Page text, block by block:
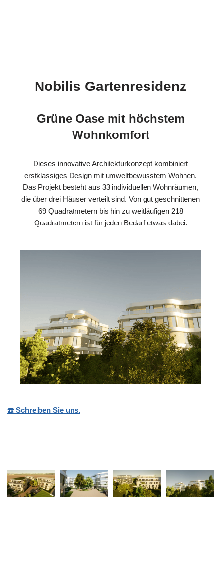
Nobilis Gartenresidenz
Grüne Oase mit höchstem
Wohnkomfort
Dieses innovative Architekturkonzept kombiniert
erstklassiges Design mit umweltbewusstem Wohnen.
Das Projekt besteht aus 33 individuellen Wohnräumen,
die über drei Häuser verteilt sind. Von gut geschnittenen
69 Quadratmetern bis hin zu weitläufigen 218
Quadratmetern ist für jeden Bedarf etwas dabei.
☎️ Schreiben Sie uns.